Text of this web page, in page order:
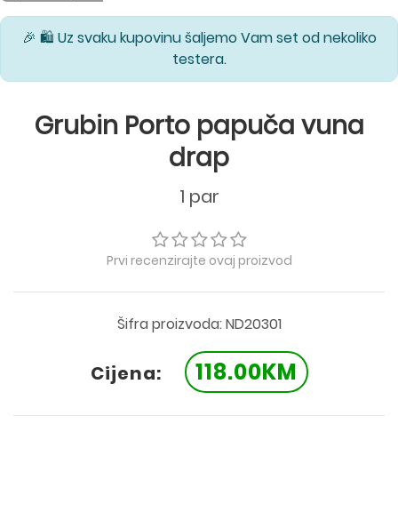
🎉 🛍️ Uz svaku kupovinu šaljemo Vam set od nekoliko
testera.
Grubin Porto papuča vuna
drap
1 par
Prvi recenzirajte ovaj proizvod
Šifra proizvoda: ND20301
Cijena: 118.00KM